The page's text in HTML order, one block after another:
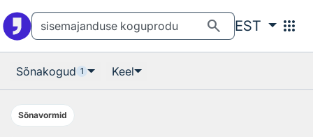
search EST apps
Sõnakogud 1 Keel
Sõnavormid